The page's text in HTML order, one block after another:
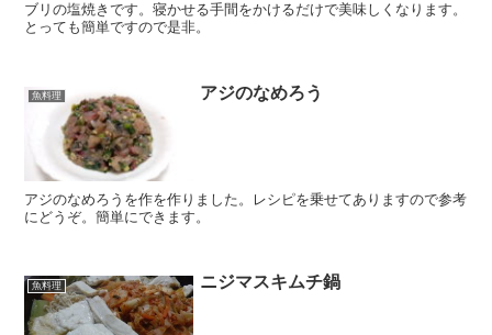
ブリの塩焼きです。寝かせる手間をかけるだけで美味しくなります。
とっても簡単ですので是非。
魚料理 アジのなめろう
アジのなめろうを作を作りました。レシピを乗せてありますので参考
にどうぞ。簡単にできます。
魚料理 ニジマスキムチ鍋